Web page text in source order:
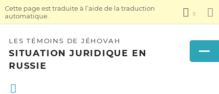
Cette page est traduite à l’aide de la traduction
automatique.
LES TÉMOINS DE JÉHOVAH
SITUATION JURIDIQUE EN
RUSSIE